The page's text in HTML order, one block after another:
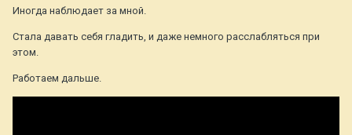
Иногда наблюдает за мной.
Стала давать себя гладить, и даже немного расслабляться при
этом.
Работаем дальше.